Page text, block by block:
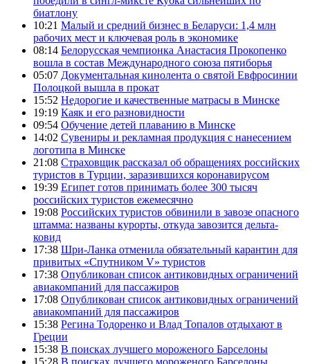
биатлону
10:21 Малый и средний бизнес в Беларуси: 1,4 млн
рабочих мест и ключевая роль в экономике
08:14 Белорусская чемпионка Анастасия Прокопенко
вошла в состав Международного союза пятиборья
05:07 Документальная кинолента о святой Евфросинии
Полоцкой вышла в прокат
15:52 Недорогие и качественные матрасы в Минске
19:19 Каяк и его разновидности
09:54 Обучение детей плаванию в Минске
14:02 Сувениры и рекламная продукция с нанесением
логотипа в Минске
21:08 Страховщик рассказал об обращениях российских
туристов в Турции, заразившихся коронавирусом
19:39 Египет готов принимать более 300 тысяч
российских туристов ежемесячно
19:08 Российских туристов обвинили в завозе опасного
штамма: названы курорты, откуда завозится дельта-
ковид
17:38 Шри-Ланка отменила обязательный карантин для
привитых «Спутником V» туристов
17:38 Опубликован список антиковидных ограничений
авиакомпаний для пассажиров
17:08 Опубликован список антиковидных ограничений
авиакомпаний для пассажиров
15:38 Регина Тодоренко и Влад Топалов отдыхают в
Греции
15:38 В поисках лучшего мороженого Барселоны
15:28 В поисках лучшего мороженого Барселоны